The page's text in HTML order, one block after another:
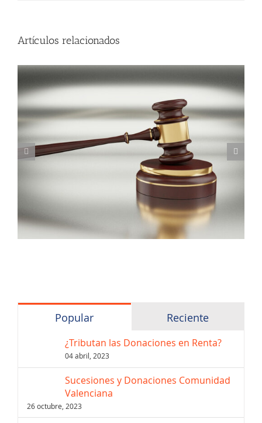
Artículos relacionados
Popular Reciente
¿Tributan las Donaciones en Renta?
04 abril, 2023
Sucesiones y Donaciones Comunidad
Valenciana
26 octubre, 2023